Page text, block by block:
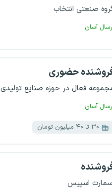
صنعتی انتخاب
آسان
حضوری
فعال در حوزه صنایع تولیدی
آسان
۳۰ تا ۴۰ میلیون تومان
اسپیس